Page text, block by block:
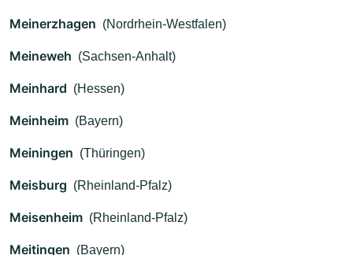
Meinerzhagen (Nordrhein-Westfalen)
Meineweh (Sachsen-Anhalt)
Meinhard (Hessen)
Meinheim (Bayern)
Meiningen (Thüringen)
Meisburg (Rheinland-Pfalz)
Meisenheim (Rheinland-Pfalz)
Meitingen (Bayern)